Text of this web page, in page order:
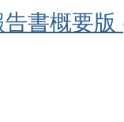
書概要